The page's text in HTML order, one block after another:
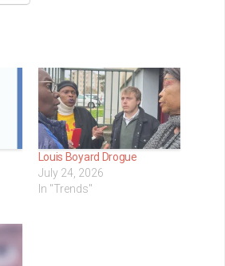
Louis Boyard Drogue
July 24, 2026
In "Trends"